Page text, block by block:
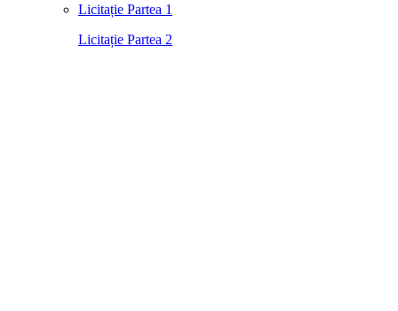
Licitație Partea 1
Licitație Partea 2